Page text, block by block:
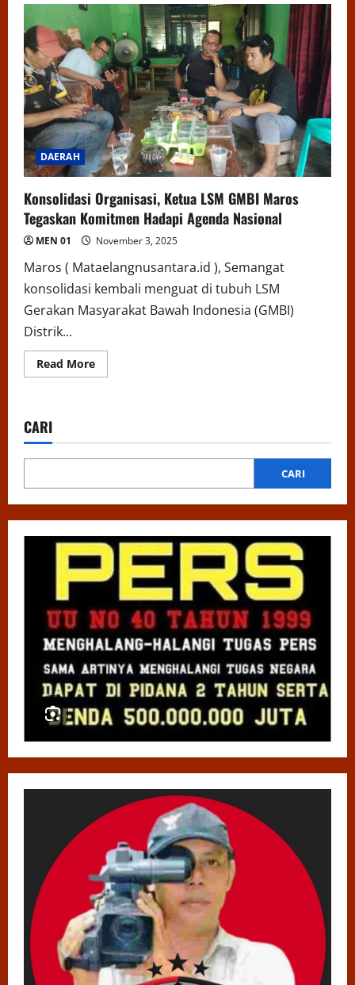
DAERAH
Konsolidasi Organisasi, Ketua LSM GMBI Maros
Tegaskan Komitmen Hadapi Agenda Nasional
MEN 01 November 3, 2025
Maros ( Mataelangnusantara.id ), Semangat
konsolidasi kembali menguat di tubuh LSM
Gerakan Masyarakat Bawah Indonesia (GMBI)
Distrik...
Read MoreRead
more
GMBI
Tegaskan
Hadapi
Nasional
CARI
CARI